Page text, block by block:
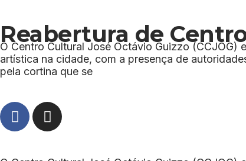
Reabertura de
O Centro Cultural José Octávio Guizzo (CCJOG)
artística na cidade, com a presença de
pela cortina que se